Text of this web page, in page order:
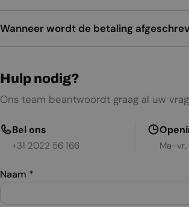
Wanneer wordt de betaling
Hulp nodig?
Ons team beantwoordt graag al uw
Bel ons
+31 2022 56 166
Naam *